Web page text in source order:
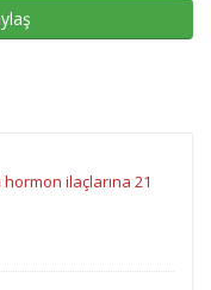
hormon ilaçlarına 21